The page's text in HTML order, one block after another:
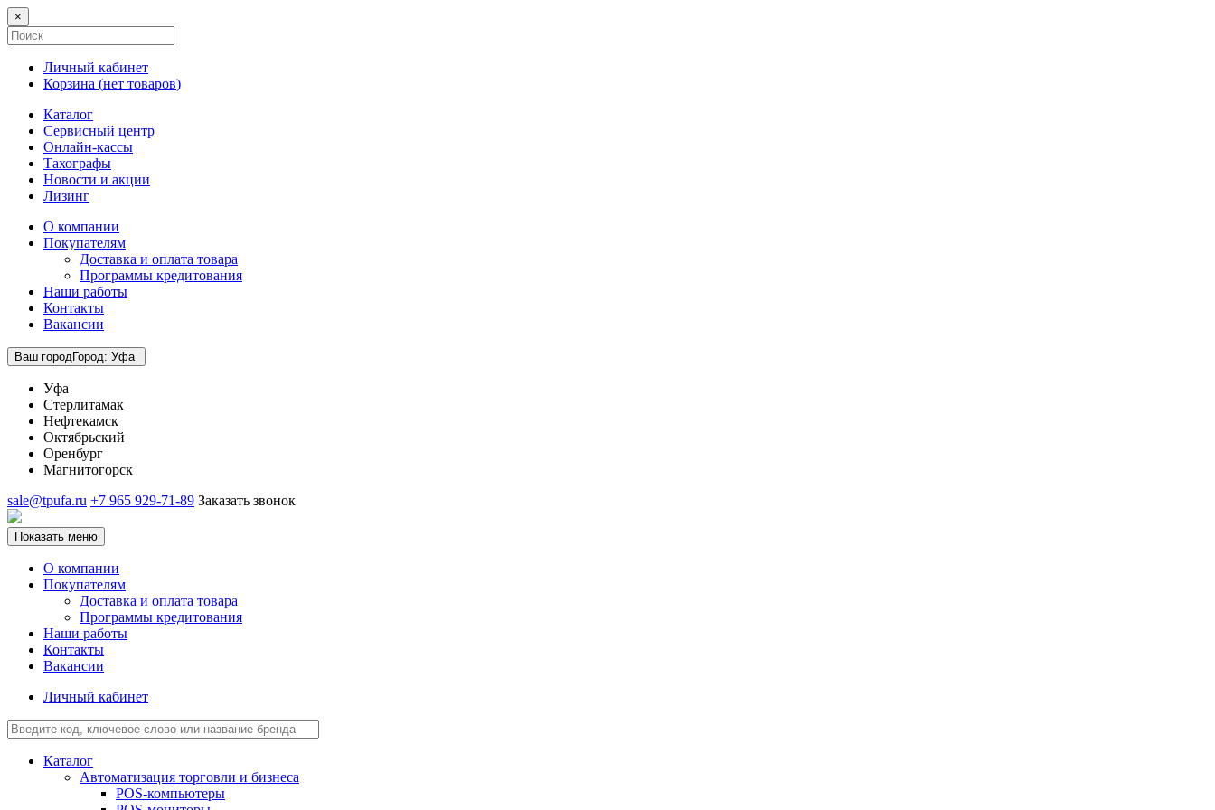
×
Личный кабинет
Корзина (нет товаров)
Каталог
Сервисный центр
Онлайн-кассы
Тахографы
Новости и акции
Лизинг
О компании
Покупателям
Доставка и оплата товара
Программы кредитования
Наши работы
Контакты
Вакансии
Ваш городГород: Уфа
Уфа
Стерлитамак
Нефтекамск
Октябрьский
Оренбург
Магнитогорск
sale@tpufa.ru +7 965 929-71-89 Заказать звонок
Показать меню
О компании
Покупателям
Доставка и оплата товара
Программы кредитования
Наши работы
Контакты
Вакансии
Личный кабинет
Каталог
Автоматизация торговли и бизнеса
POS-компьютеры